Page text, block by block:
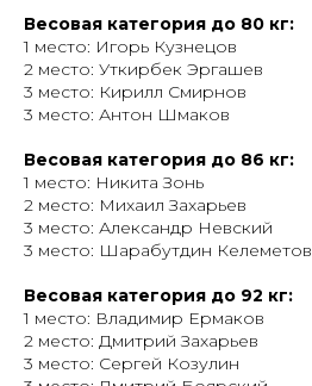
Весовая категория до 80 кг:
1 место: Игорь Кузнецов
2 место: Уткирбек Эргашев
3 место: Кирилл Смирнов
3 место: Антон Шмаков
Весовая категория до 86 кг:
1 место: Никита Зонь
2 место: Михаил Захарьев
3 место: Александр Невский
3 место: Шарабутдин Келеметов
Весовая категория до 92 кг:
1 место: Владимир Ермаков
2 место: Дмитрий Захарьев
3 место: Сергей Козулин